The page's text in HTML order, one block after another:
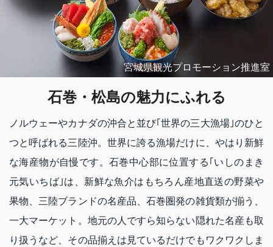
宮城県観光プロモーション推進室
石巻・松島の魅力にふれる
ノルウェーやカナダの沖合と並び｢世界の三大漁場｣のひと
つと呼ばれる三陸沖。世界に誇る漁場だけに、やはり新鮮
な海産物が自慢です。石巻中心部に位置する｢いしのまき
元気いちば｣は、新鮮な魚介はもちろん産地直送の野菜や
果物、三陸ブランドの名産品、石巻圏発の雑貨類が揃う、
一大マーケット。地元の人ですら知らない隠れた名産も取
り扱うなど、その品揃えは見ているだけでもワクワクしま